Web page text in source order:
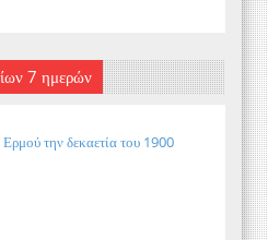
7 ημερών
την δεκαετία του 1900